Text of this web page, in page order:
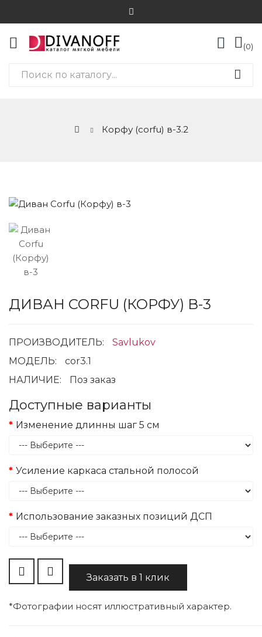
0
Корфу (corfu) в-3.2
ДИВАН CORFU (КОРФУ) В-3
ПРОИЗВОДИТЕЛЬ:
Savlukov
МОДЕЛЬ:
cor3.1
НАЛИЧИЕ:
Поз заказ
Доступные варианты
Изменение длинны шаг 5 см
Усиление каркаса стальной полосой
Использование заказных позиций ДСП
Заказать в 1 клик
*Фотографии носят иллюстративный характер.